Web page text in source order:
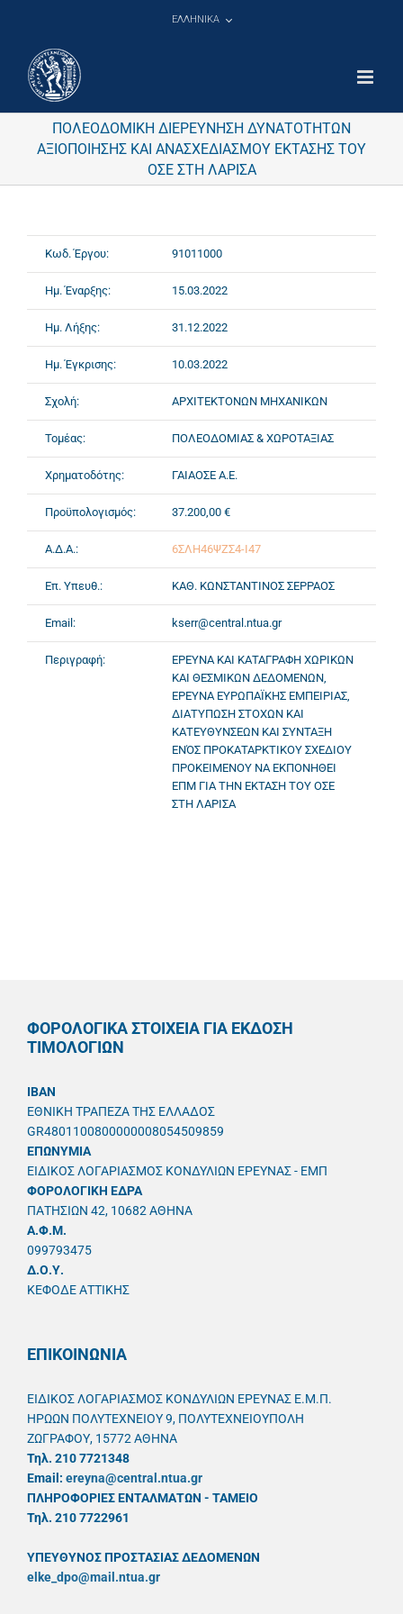
ΕΛΛΗΝΙΚΑ
ΠΟΛΕΟΔΟΜΙΚΗ ΔΙΕΡΕΥΝΗΣΗ ΔΥΝΑΤΟΤΗΤΩΝ
ΑΞΙΟΠΟΙΗΣΗΣ ΚΑΙ ΑΝΑΣΧΕΔΙΑΣΜΟΥ ΕΚΤΑΣΗΣ ΤΟΥ
ΟΣΕ ΣΤΗ ΛΑΡΙΣΑ
Κωδ. Έργου: 91011000
Ημ. Έναρξης: 15.03.2022
Ημ. Λήξης: 31.12.2022
Ημ. Έγκρισης: 10.03.2022
Σχολή: ΑΡΧΙΤΕΚΤΟΝΩΝ ΜΗΧΑΝΙΚΩΝ
Τομέας: ΠΟΛΕΟΔΟΜΙΑΣ & ΧΩΡΟΤΑΞΙΑΣ
Χρηματοδότης: ΓΑΙΑΟΣΕ Α.Ε.
Προϋπολογισμός: 37.200,00 €
Α.Δ.Α.: 6ΣΛΗ46ΨΖΣ4-Ι47
Επ. Υπευθ.: ΚΑΘ. ΚΩΝΣΤΑΝΤΙΝΟΣ ΣΕΡΡΑΟΣ
Email: kserr@central.ntua.gr
Περιγραφή:
ΕΡΕΥΝΑ ΚΑΙ ΚΑΤΑΓΡΑΦΗ ΧΩΡΙΚΩΝ
ΚΑΙ ΘΕΣΜΙΚΩΝ ΔΕΔΟΜΕΝΩΝ,
ΕΡΕΥΝΑ ΕΥΡΩΠΑΪΚΗΣ ΕΜΠΕΙΡΙΑΣ,
ΔΙΑΤΥΠΩΣΗ ΣΤΟΧΩΝ ΚΑΙ
ΚΑΤΕΥΘΥΝΣΕΩΝ ΚΑΙ ΣΥΝΤΑΞΗ
ΕΝΌΣ ΠΡΟΚΑΤΑΡΚΤΙΚΟΥ ΣΧΕΔΙΟΥ
ΠΡΟΚΕΙΜΕΝΟΥ ΝΑ ΕΚΠΟΝΗΘΕΙ
ΕΠΜ ΓΙΑ ΤΗΝ ΕΚΤΑΣΗ ΤΟΥ ΟΣΕ
ΣΤΗ ΛΑΡΙΣΑ
ΦΟΡΟΛΟΓΙΚΑ ΣΤΟΙΧΕΙΑ ΓΙΑ ΕΚΔΟΣΗ
ΤΙΜΟΛΟΓΙΩΝ
IBAN
ΕΘΝΙΚΗ ΤΡΑΠΕΖΑ ΤΗΣ ΕΛΛΑΔΟΣ
GR4801100800000008054509859
ΕΠΩΝΥΜΙΑ
ΕΙΔΙΚΟΣ ΛΟΓΑΡΙΑΣΜΟΣ ΚΟΝΔΥΛΙΩΝ ΕΡΕΥΝΑΣ - ΕΜΠ
ΦΟΡΟΛΟΓΙΚΗ ΕΔΡΑ
ΠΑΤΗΣΙΩΝ 42, 10682 ΑΘΗΝΑ
A.Φ.Μ.
099793475
Δ.Ο.Υ.
ΚΕΦΟΔΕ ΑΤΤΙΚΗΣ
ΕΠΙΚΟΙΝΩΝΙΑ
ΕΙΔΙΚΟΣ ΛΟΓΑΡΙΑΣΜΟΣ ΚΟΝΔΥΛΙΩΝ ΕΡΕΥΝΑΣ Ε.Μ.Π.
ΗΡΩΩΝ ΠΟΛΥΤΕΧΝΕΙΟΥ 9, ΠΟΛΥΤΕΧΝΕΙΟΥΠΟΛΗ
ΖΩΓΡΑΦΟΥ, 15772 ΑΘΗΝΑ
Τηλ. 210 7721348
Email: ereyna@central.ntua.gr
ΠΛΗΡΟΦΟΡΙΕΣ ΕΝΤΑΛΜΑΤΩΝ - ΤΑΜΕΙΟ
Τηλ. 210 7722961
ΥΠΕΥΘYΝΟΣ ΠΡΟΣΤΑΣΙΑΣ ΔΕΔΟΜΕΝΩΝ
elke_dpo@mail.ntua.gr